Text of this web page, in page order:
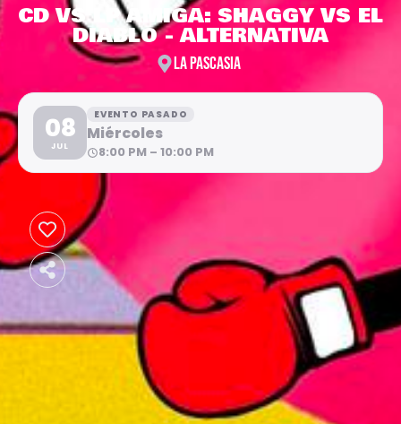
CD VS LP AMIGA: SHAGGY VS EL
DIABLO - ALTERNATIVA
LA PASCASIA
08
JUL
EVENTO PASADO
Miércoles
8:00 PM – 10:00 PM